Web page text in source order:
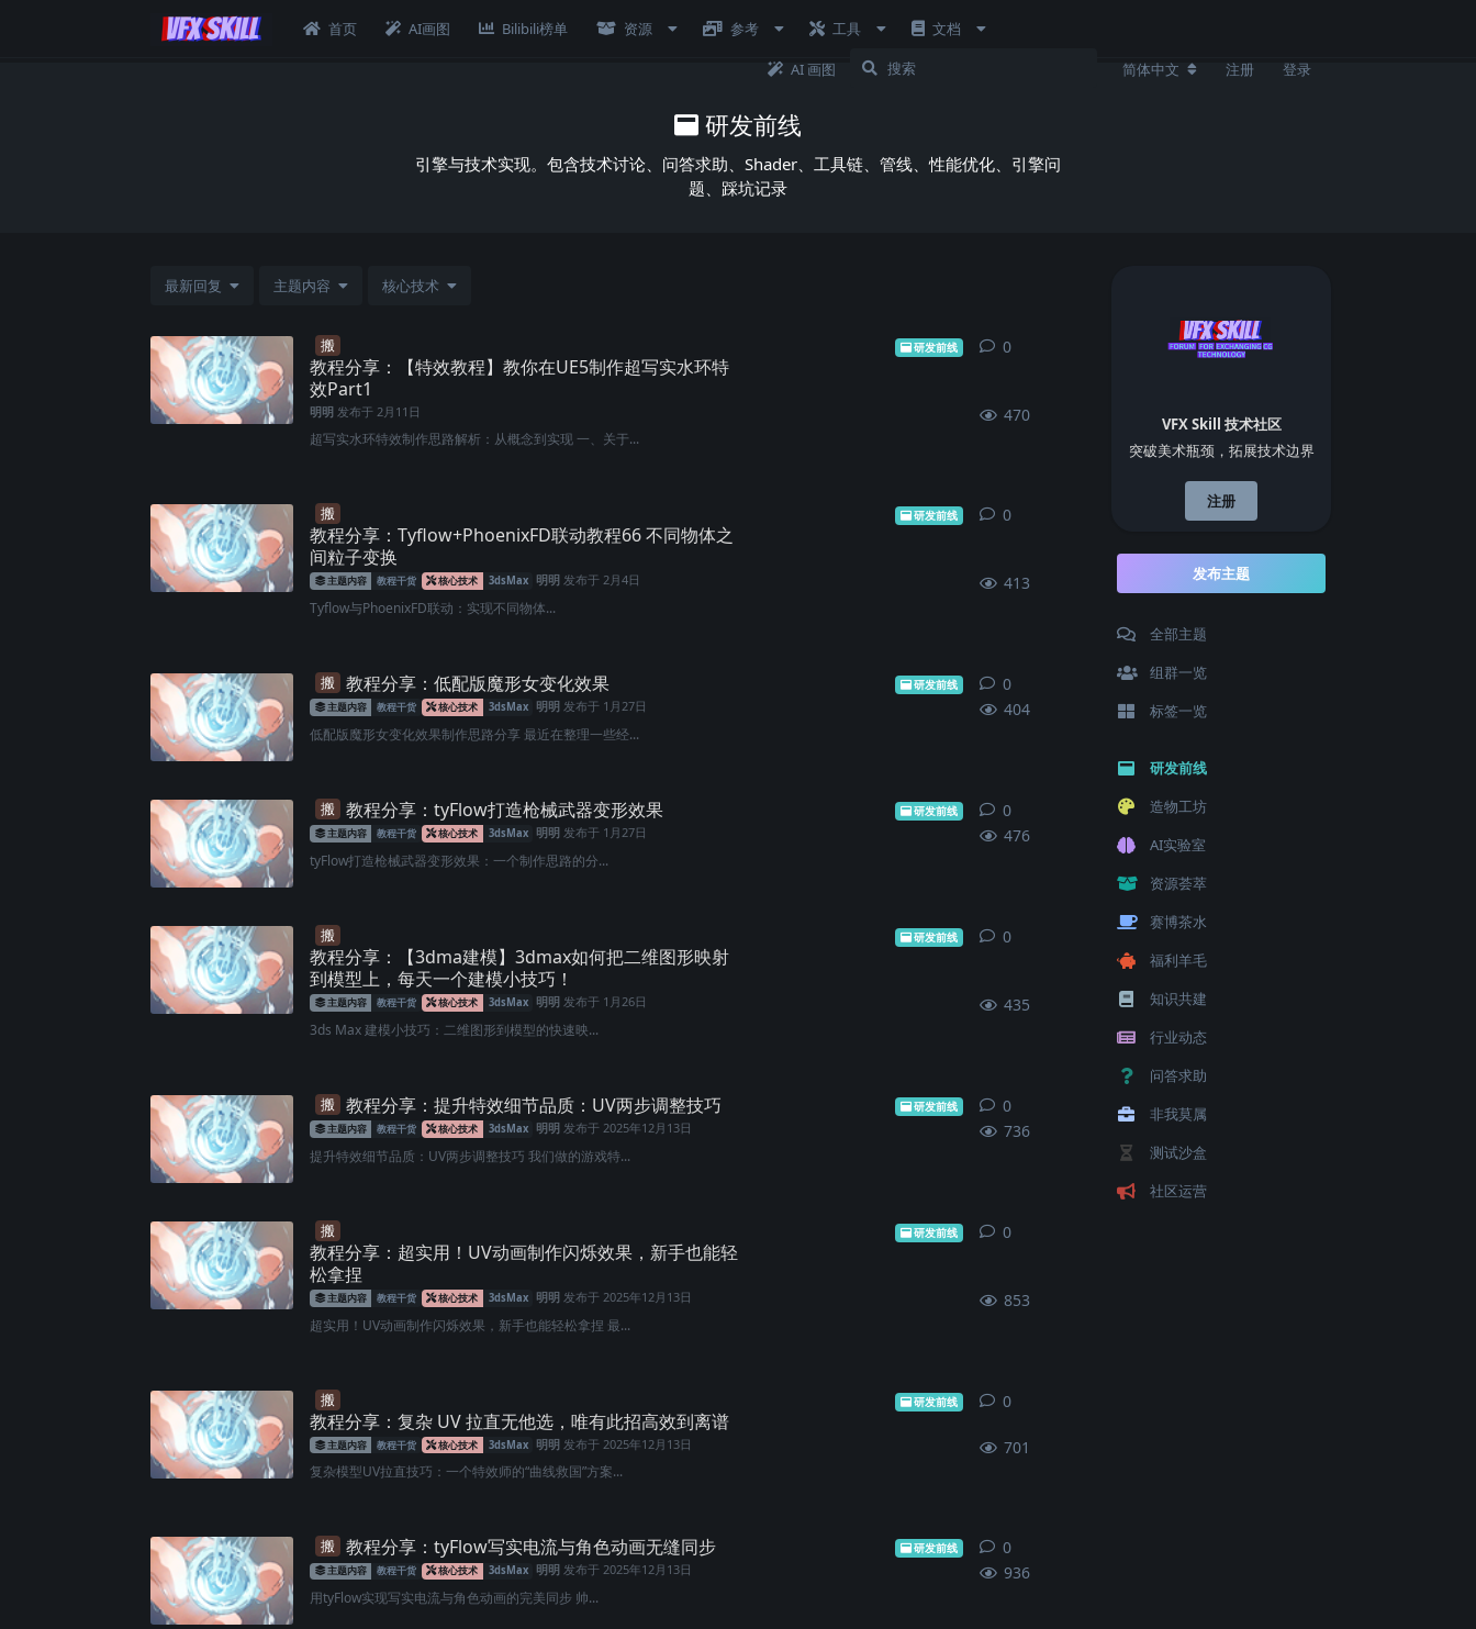
首页 AI画图 Bilibili榜单 资源 参考 工具 文档
AI 画图 简体中文 注册 登录
研发前线
引擎与技术实现。包含技术讨论、问答求助、Shader、工具链、管线、性能优化、引擎问
题、踩坑记录
VFX Skill 技术社区
突破美术瓶颈，拓展技术边界
注册
发布主题
全部主题
组群一览
标签一览
研发前线
造物工坊
AI实验室
资源荟萃
赛博茶水
福利羊毛
知识共建
行业动态
问答求助
非我莫属
测试沙盒
社区运营
最新回复 主题内容 核心技术
搬
教程分享：【特效教程】教你在UE5制作超写实水环特
效Part1
研发前线
明明 发布于 2月11日 470
超写实水环特效制作思路解析：从概念到实现 一、关于...
0
搬
教程分享：Tyflow+PhoenixFD联动教程66 不同物体之
间粒子变换
研发前线
主题内容 教程干货 核心技术 3dsMax 明明 发布于2月4日 413
Tyflow与PhoenixFD联动：实现不同物体...
0
搬 教程分享：低配版魔形女变化效果 研发前线
主题内容 教程干货 核心技术 3dsMax 明明 发布于 1月27日 404
低配版魔形女变化效果制作思路分享 最近在整理一些经...
0
搬 教程分享：tyFlow打造枪械武器变形效果 研发前线
主题内容 教程干货 核心技术 3dsMax 明明 发布于 1月27日 476
tyFlow打造枪械武器变形效果：一个制作思路的分...
0
搬
教程分享：【3dma建模】3dmax如何把二维图形映射
到模型上，每天一个建模小技巧！
研发前线
主题内容 教程干货 核心技术 3dsMax 明明 发布于 1月26日 435
3ds Max 建模小技巧：二维图形到模型的快速映...
0
搬 教程分享：提升特效细节品质：UV两步调整技巧 研发前线
主题内容 教程干货 核心技术 3dsMax 明明 发布于 2025年12月13日 736
提升特效细节品质：UV两步调整技巧 我们做的游戏特...
0
搬
教程分享：超实用！UV动画制作闪烁效果，新手也能轻
松拿捏
研发前线
主题内容 教程干货 核心技术 3dsMax 明明 发布于 2025年12月13日 853
超实用！UV动画制作闪烁效果，新手也能轻松拿捏 最...
0
搬
教程分享：复杂 UV 拉直无他选，唯有此招高效到离谱
研发前线
主题内容 教程干货 核心技术 3dsMax 明明 发布于 2025年12月13日 701
复杂模型UV拉直技巧：一个特效师的“曲线救国”方案...
0
搬 教程分享：tyFlow写实电流与角色动画无缝同步 研发前线
主题内容 教程干货 核心技术 3dsMax 明明 发布于2025年12月13日 936
用tyFlow实现写实电流与角色动画的完美同步 帅...
0